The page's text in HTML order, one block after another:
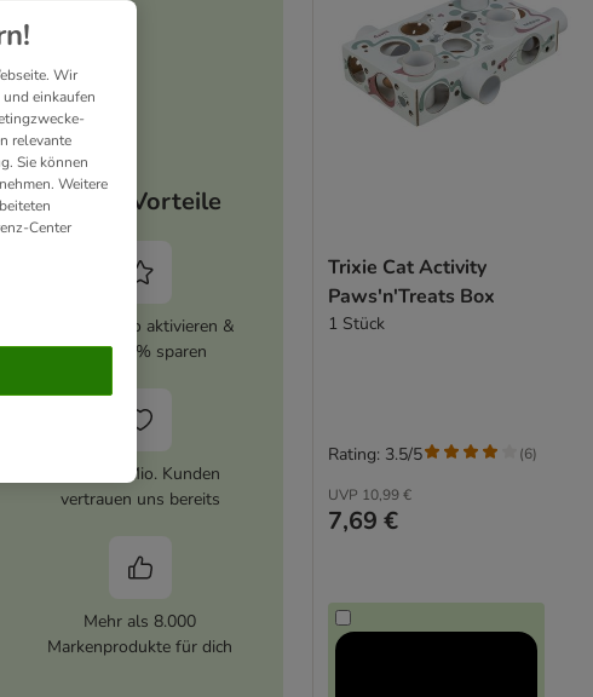
Deine Vorteile
zooplus Abo aktivieren &
immer 5% sparen
Über 10 Mio. Kunden
vertrauen uns bereits
Mehr als 8.000
Markenprodukte für dich
Trixie Cat Activity
Paws'n'Treats Box
1 Stück
UVP 10,99 €
7,69 €
Rating: 3.5/5 (6)
Wir
einkaufen
relevante
Sie können
Weitere
Center